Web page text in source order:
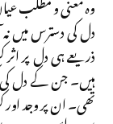
دل کی دسترس میں
ذریعے ہی دل پر
ہیں۔ جن کے دل کی
تھی۔ ان پر وجد اور